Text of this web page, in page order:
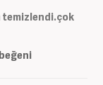
temizlendi.çok
beğeni